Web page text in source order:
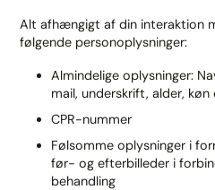
Alt afhængigt af din interaktion
følgende personoplysninger:
Almindelige oplysninger:
mail, underskrift, alder,
CPR-nummer
Følsomme oplysninger i
før- og efterbilleder i
behandling